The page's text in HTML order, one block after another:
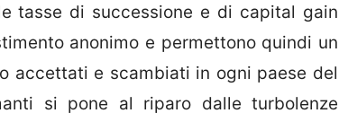
tasse di successione e di capital gain
anonimo e permettono quindi un
accettati e scambiati in ogni paese del
si pone al riparo dalle turbolenze